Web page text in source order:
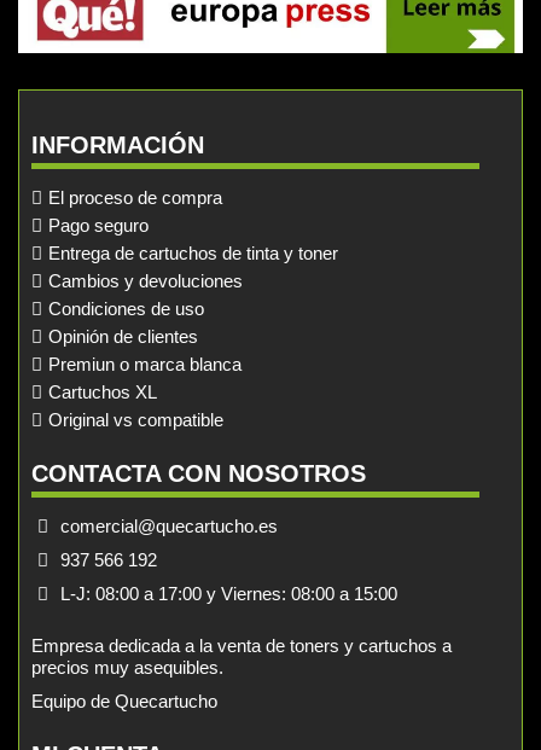
INFORMACIÓN
El proceso de compra
Pago seguro
Entrega de cartuchos de tinta y toner
Cambios y devoluciones
Condiciones de uso
Opinión de clientes
Premiun o marca blanca
Cartuchos XL
Original vs compatible
CONTACTA CON NOSOTROS
comercial@quecartucho.es
937 566 192
L-J: 08:00 a 17:00 y Viernes: 08:00 a 15:00
Empresa dedicada a la venta de toners y cartuchos a
precios muy asequibles.
Equipo de Quecartucho